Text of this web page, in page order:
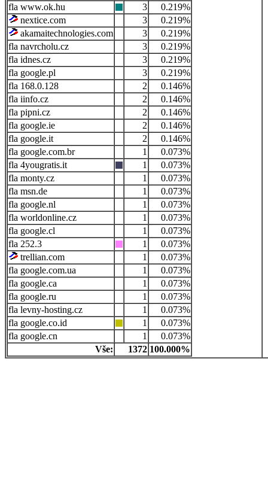
www.ok.hu
3
0.219%
nextice.com
3
0.219%
akamaitechnologies.com
3
0.219%
navrcholu.cz
3
0.219%
idnes.cz
3
0.219%
google.pl
3
0.219%
168.0.128
2
0.146%
iinfo.cz
2
0.146%
pipni.cz
2
0.146%
google.ie
2
0.146%
google.it
2
0.146%
google.com.br
1
0.073%
4yougratis.it
1
0.073%
monty.cz
1
0.073%
msn.de
1
0.073%
google.nl
1
0.073%
worldonline.cz
1
0.073%
google.cl
1
0.073%
252.3
1
0.073%
trellian.com
1
0.073%
google.com.ua
1
0.073%
google.ca
1
0.073%
google.ru
1
0.073%
levny-hosting.cz
1
0.073%
google.co.id
1
0.073%
google.cn
1
0.073%
Vše:
1372 100.000%